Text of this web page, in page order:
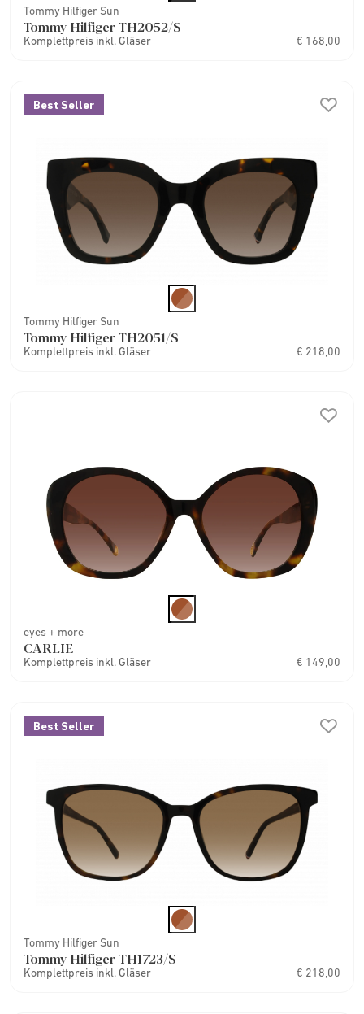
Tommy Hilfiger Sun
Tommy Hilfiger TH2052/S
Komplettpreis inkl. Gläser € 168,00
Best Seller
Tommy Hilfiger Sun
Tommy Hilfiger TH2051/S
Komplettpreis inkl. Gläser € 218,00
eyes + more
CARLIE
Komplettpreis inkl. Gläser € 149,00
Best Seller
Tommy Hilfiger Sun
Tommy Hilfiger TH1723/S
Komplettpreis inkl. Gläser € 218,00